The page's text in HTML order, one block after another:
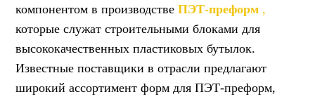
компонентом в производствеПЭТ-преформ ,
которые служат строительными блоками для
высококачественных пластиковых бутылок.
Известные поставщики в отрасли предлагают
широкий ассортимент форм для ПЭТ-преформ,